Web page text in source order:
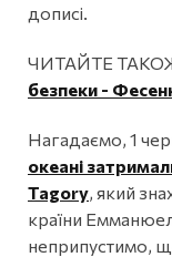
дописі.
ЧИТАЙТЕ
безпеки -
Нагадаємо, 1
океані
Tagorу, який
країни
неприпустимо,